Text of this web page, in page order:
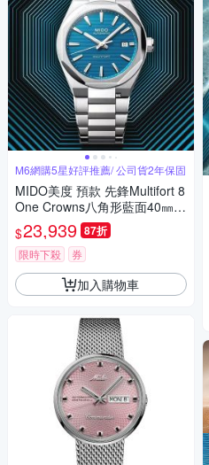
M6網購5星好評推薦/ 公司貨2年保固
MIDO美度 預款 先鋒Multifort 8
One Crowns八角形藍面40㎜
M6(M0555071104100)
$23,939 87折
限時下殺 券
加入購物車